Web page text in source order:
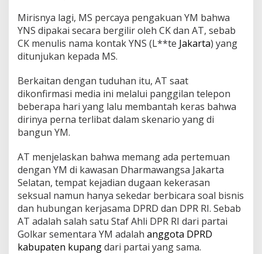
Mirisnya lagi, MS percaya pengakuan YM bahwa
YNS dipakai secara bergilir oleh CK dan AT, sebab
CK menulis nama kontak YNS (L**te Jakarta) yang
ditunjukan kepada MS.
Berkaitan dengan tuduhan itu, AT saat
dikonfirmasi media ini melalui panggilan telepon
beberapa hari yang lalu membantah keras bahwa
dirinya perna terlibat dalam skenario yang di
bangun YM.
AT menjelaskan bahwa memang ada pertemuan
dengan YM di kawasan Dharmawangsa Jakarta
Selatan, tempat kejadian dugaan kekerasan
seksual namun hanya sekedar berbicara soal bisnis
dan hubungan kerjasama DPRD dan DPR RI. Sebab
AT adalah salah satu Staf Ahli DPR RI dari partai
Golkar sementara YM adalah anggota DPRD
kabupaten kupangdari partai yang sama.